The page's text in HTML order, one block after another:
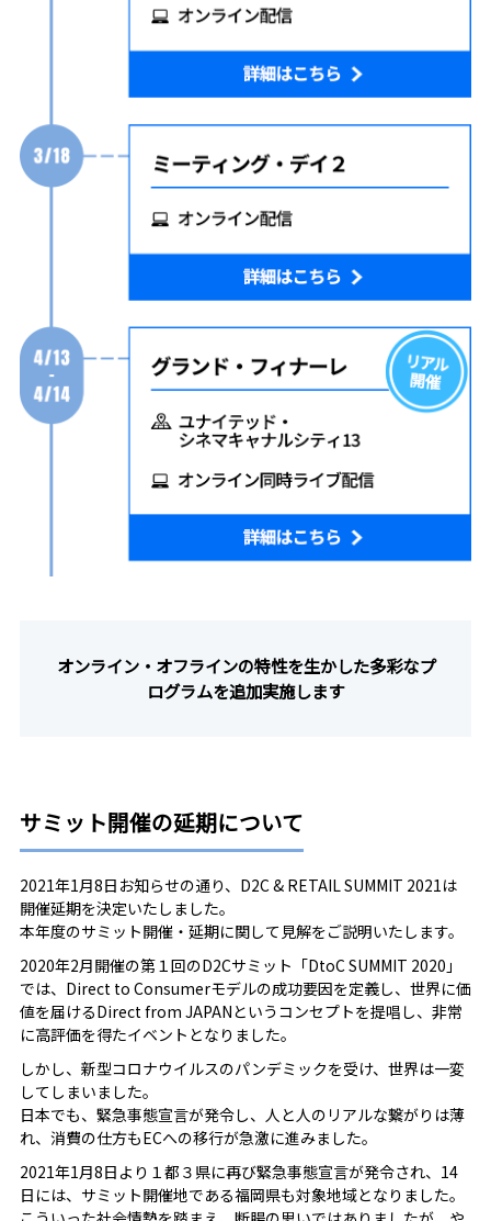
オンライン・オフラインの特性を生かした多彩なプ
ログラムを追加実施します
サミット開催の延期について
2021年1月8日お知らせの通り、D2C & RETAIL SUMMIT 2021は
開催延期を決定いたしました。
本年度のサミット開催・延期に関して見解をご説明いたします。
2020年2月開催の第１回のD2Cサミット「DtoC SUMMIT 2020」
では、Direct to Consumerモデルの成功要因を定義し、世界に価
値を届けるDirect from JAPANというコンセプトを提唱し、非常
に高評価を得たイベントとなりました。
しかし、新型コロナウイルスのパンデミックを受け、世界は一変
してしまいました。
日本でも、緊急事態宣言が発令し、人と人のリアルな繋がりは薄
れ、消費の仕方もECへの移行が急激に進みました。
2021年1月8日より１都３県に再び緊急事態宣言が発令され、14
日には、サミット開催地である福岡県も対象地域となりました。